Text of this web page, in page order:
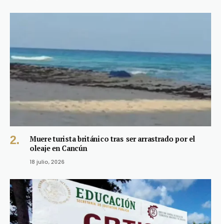
Muere turista británico tras ser arrastrado por el
oleaje en Cancún
18 julio, 2026